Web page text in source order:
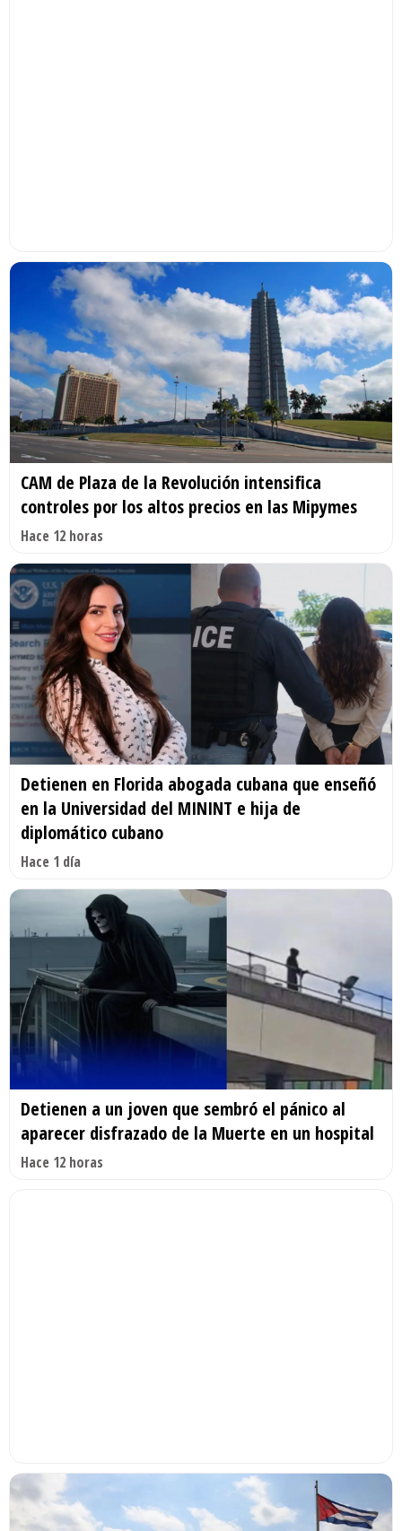
CAM de Plaza de la Revolución intensifica
controles por los altos precios en las Mipymes
Hace 12 horas
Detienen en Florida abogada cubana que enseñó
en la Universidad del MININT e hija de
diplomático cubano
Hace 1 día
Detienen a un joven que sembró el pánico al
aparecer disfrazado de la Muerte en un hospital
Hace 12 horas